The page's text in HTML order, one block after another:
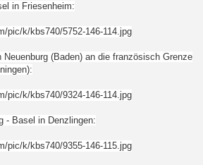
in Friesenheim:
Neuenburg (Baden) an die französisch Grenze
- Basel in Denzlingen: